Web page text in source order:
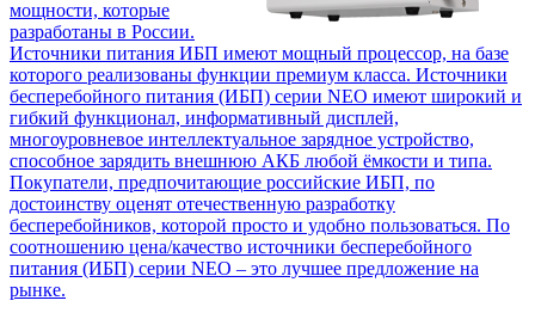
мощности, которые
разработаны в России.
Источники питания ИБП имеют мощный процессор, на базе
которого реализованы функции премиум класса. Источники
бесперебойного питания (ИБП) серии NEO имеют широкий и
гибкий функционал, информативный дисплей,
многоуровневое интеллектуальное зарядное устройство,
способное зарядить внешнюю АКБ любой ёмкости и типа.
Покупатели, предпочитающие российские ИБП, по
достоинству оценят отечественную разработку
бесперебойников, которой просто и удобно пользоваться. По
соотношению цена/качество источники бесперебойного
питания (ИБП) серии NEO – это лучшее предложение на
рынке.